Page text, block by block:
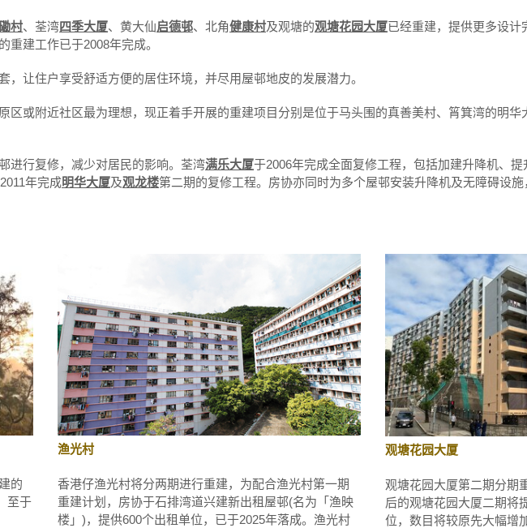
村、荃湾四季大厦、黄大仙启德邨、北角健康村及观塘的观塘花园大厦已经重建，提供更多设计
重建工作已于2008年完成。
让住户享受舒适方便的居住环境，并尽用屋邨地皮的发展潜力。
区或附近社区最为理想，现正着手开展的重建项目分别是位于马头围的真善美村、筲箕湾的明
进行复修，减少对居民的影响。荃湾满乐大厦于2006年完成全面复修工程，包括加建升降机、
年完成明华大厦及观龙楼第二期的复修工程。房协亦同时为多个屋邨安装升降机及无障碍设施
的
至于
渔光村
香港仔渔光村将分两期进行重建，为配合渔光村第一期
重建计划，房协于石排湾道兴建新出租屋邨(名为「渔映
楼」)，提供600个出租单位，已于2025年落成。渔光村
观塘花园大厦
观塘花园大厦第二期分期
后的观塘花园大厦二期将
位，数目将较原先大幅增